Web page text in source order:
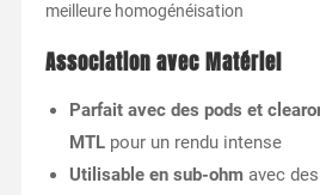
meilleure homogénéisation
Association avec Matériel
Parfait avec des pods et
MTLpour un rendu intense
Utilisable en sub-ohmavec